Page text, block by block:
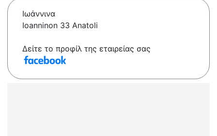
Ιωάννινα
Ioanninon 33 Anatoli
Δείτε το προφίλ της εταιρείας σας